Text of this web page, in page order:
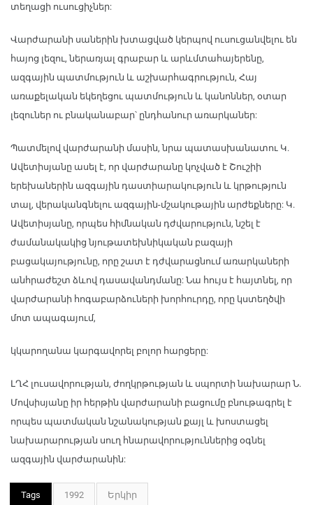
տեղացի ուսուցիչներ:
Վարժարանի սաներին խտացված կերպով ուսուցանվելու են
հայոց լեզու, ներառյալ գրաբար և արևմտահայերենը,
ազգային պատմություն և աշխարհագրություն, Հայ
առաքելական եկեղեցու պատմություն և կանոններ, օտար
լեզուներ ու բնականաբար՝ ընդհանուր առարկաներ:
Պատմելով վարժարանի մասին, նրա պատասխանատու Կ.
Ավետիսյանը ասել է, որ վարժարանը կոչված է Շուշիի
երեխաներին ազգային դաստիարակություն և կրթություն
տալ, վերականգնելու ազգային-մշակութային արժեքները: Կ.
Ավետիսյանը, որպես հիմնական դժվարություն, նշել է
ժամանակակից նյութատեխնիկական բազայի
բացակայությունը, որը շատ է դժվարացնում առարկաների
անհրաժեշտ ձևով դասավանդմանը: Նա հույս է հայտնել, որ
վարժարանի հոգաբարձուների խորհուրդը, որը կստեղծվի
մոտ ապագայում,
կկարողանա կարգավորել բոլոր հարցերը:
ԼՂՀ լուսավորության, ժողկրթության և սպորտի նախարար Ն.
Մովսիսյանը իր հերթին վարժարանի բացումը բնութագրել է
որպես պատմական նշանակության քայլ և խոստացել
նախարարության սուղ հնարավորություններից օգնել
ազգային վարժարանին:
Tags 1992 Երկիր